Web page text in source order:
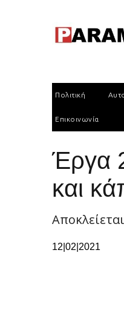
Πολιτική
Επικοινωνία
Έργα
και
12|02|2021